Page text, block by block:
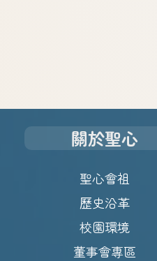
關於聖心
聖心會祖
歷史沿革
校園環境
董事會專區